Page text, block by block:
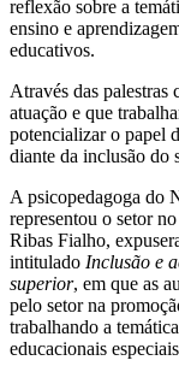
reflexão sobre a
ensino e
educativos.
Através das palestras
atuação e que
potencializar o papel
diante da inclusão do
A psicopedagoga do
representou o setor
Ribas Fialho,
intitulado Inclusão e
superior, em que as
pelo setor na
trabalhando a
educacionais